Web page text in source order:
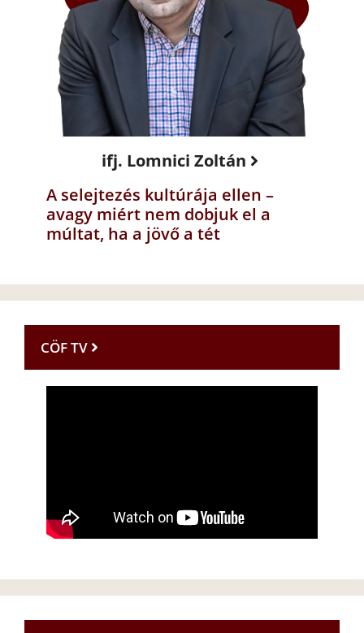
ifj. Lomnici Zoltán
A selejtezés kultúrája ellen –
avagy miért nem dobjuk el a
múltat, ha a jövő a tét
CÖF TV